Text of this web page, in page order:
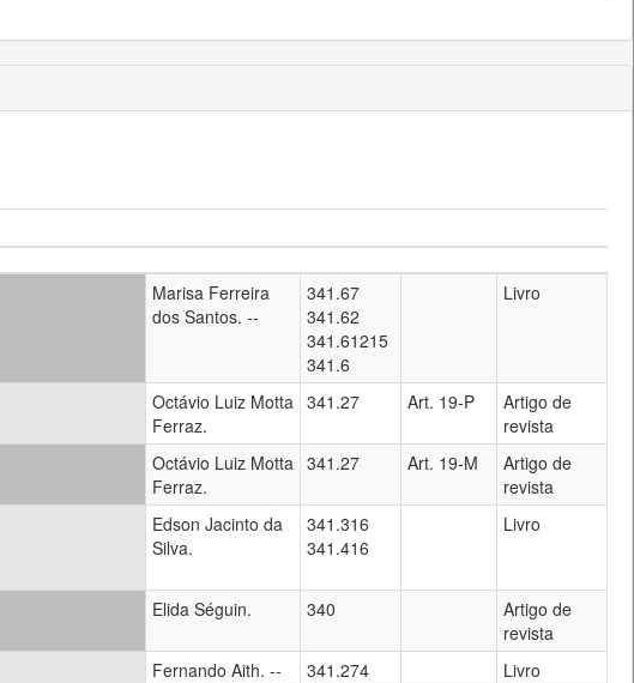
Marisa Ferreira
dos Santos. --
341.67
341.62
341.61215
341.6
Livro
Octávio Luiz Motta
Ferraz.
341.27 Art. 19-P
Artigo de
revista
Octávio Luiz Motta
Ferraz.
341.27 Art. 19-M
Artigo de
revista
Edson Jacinto da
Silva.
341.316
341.416
Livro
Elida Séguin. 340
Artigo de
revista
Fernando Aith. -- 341.274
Livro